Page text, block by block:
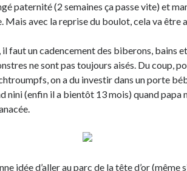
paternité (2 semaines ça passe vite) et
Mais avec la reprise du boulot, cela va être
faut un cadencement des biberons, bains
ne sont pas toujours aisés. Du coup,
on a du investir dans un porte
nini (enfin il a bientôt 13 mois) quand papa
idée d’aller au parc de la tête d’or (même